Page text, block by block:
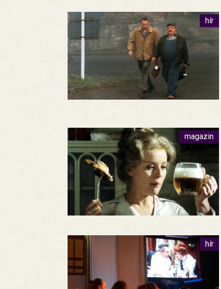
hír
magazin
hír